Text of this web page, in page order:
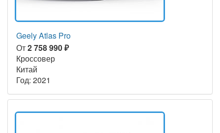
Geely Atlas Pro
От2 758 990 ₽
Кроссовер
Китай
Год: 2021